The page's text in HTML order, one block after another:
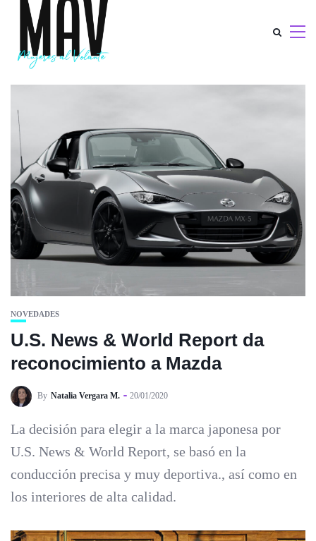
NOVEDADES
U.S. News & World Report da
reconocimiento a Mazda
By Natalia Vergara M. 20/01/2020
La decisión para elegir a la marca japonesa por
U.S. News & World Report, se basó en la
conducción precisa y muy deportiva., así como en
los interiores de alta calidad.